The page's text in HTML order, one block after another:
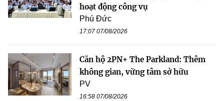
hoạt động công vụ
Phú Đức
17:07 07/08/2026
Căn hộ 2PN+ The Parkland: Thêm
không gian, vững tâm sở hữu
PV
16:58 07/08/2026